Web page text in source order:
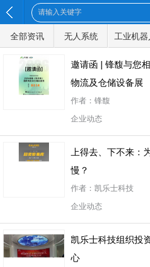
全部资讯 无人系统 工业机器
特种机器人 军事机器人 无人船
无人机 人工智能 物联网
全部分
邀请函 | 锋馥与您
物流及仓储设备展
作者：锋馥
企业动态
上得去、下不来：
慢？
作者：凯乐士科技
企业动态
凯乐士科技组织投
心